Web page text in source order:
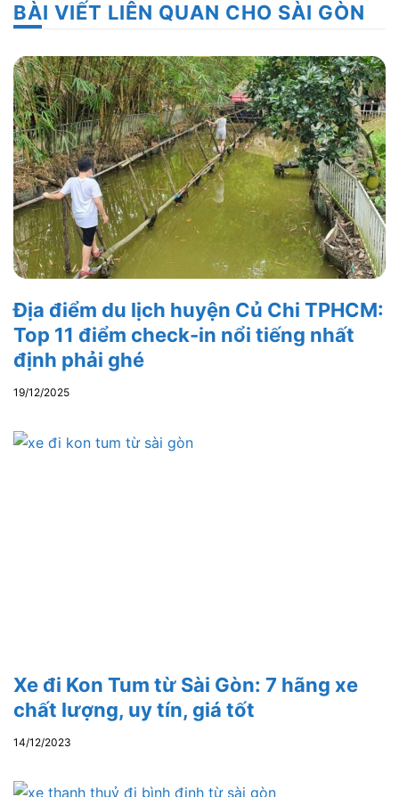
BÀI VIẾT LIÊN QUAN CHO SÀI GÒN
Địa điểm du lịch huyện Củ Chi TPHCM:
Top 11 điểm check-in nổi tiếng nhất
định phải ghé
19/12/2025
Xe đi Kon Tum từ Sài Gòn: 7 hãng xe
chất lượng, uy tín, giá tốt
14/12/2023